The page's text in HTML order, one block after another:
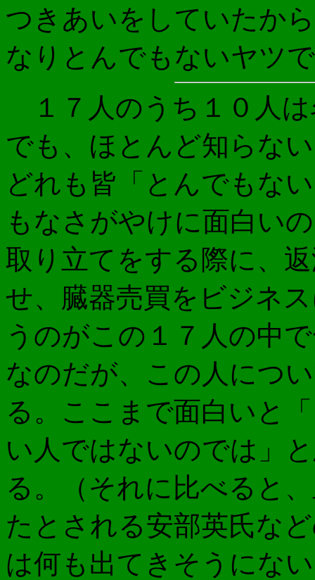
つきあいをしていたか
なりとんでもないヤツ
１７人のうち１０人
でも、ほとんど知らな
どれも皆「とんでもな
もなさがやけに面白い
取り立てをする際に、
せ、臓器売買をビジネ
うのがこの１７人の中
なのだが、この人につ
る。ここまで面白いと
い人ではないのでは」
る。（それに比べると
たとされる安部英氏な
は何も出てきそうにな